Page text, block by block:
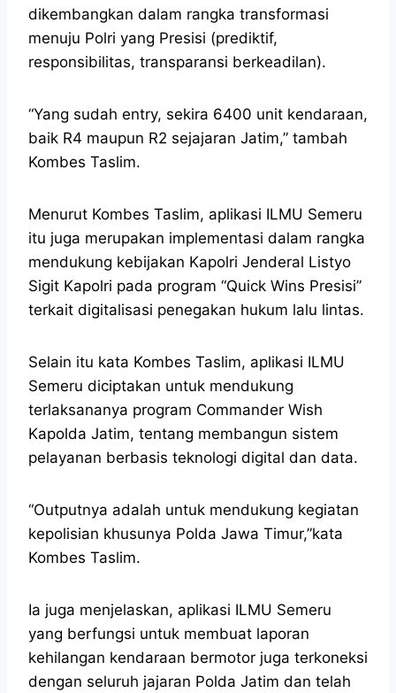
dikembangkan dalam rangka transformasi
menuju Polri yang Presisi (prediktif,
responsibilitas, transparansi berkeadilan).
“Yang sudah entry, sekira 6400 unit kendaraan,
baik R4 maupun R2 sejajaran Jatim,” tambah
Kombes Taslim.
Menurut Kombes Taslim, aplikasi ILMU Semeru
itu juga merupakan implementasi dalam rangka
mendukung kebijakan Kapolri Jenderal Listyo
Sigit Kapolri pada program “Quick Wins Presisi”
terkait digitalisasi penegakan hukum lalu lintas.
Selain itu kata Kombes Taslim, aplikasi ILMU
Semeru diciptakan untuk mendukung
terlaksananya program Commander Wish
Kapolda Jatim, tentang membangun sistem
pelayanan berbasis teknologi digital dan data.
“Outputnya adalah untuk mendukung kegiatan
kepolisian khusunya Polda Jawa Timur,”kata
Kombes Taslim.
Ia juga menjelaskan, aplikasi ILMU Semeru
yang berfungsi untuk membuat laporan
kehilangan kendaraan bermotor juga terkoneksi
dengan seluruh jajaran Polda Jatim dan telah